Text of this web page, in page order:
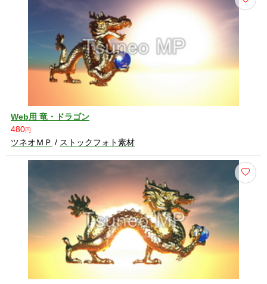
Web用 竜・ドラゴン
480円
ツネオＭＰ / ストックフォト素材